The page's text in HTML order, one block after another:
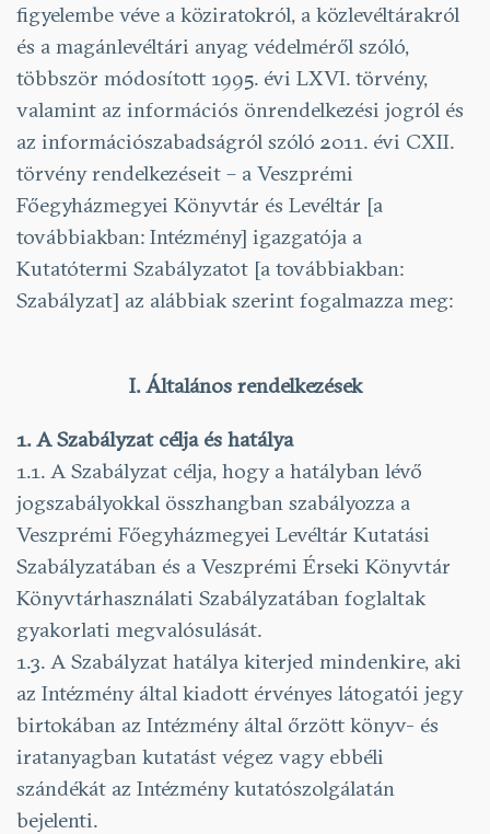
figyelembe véve a köziratokról, a közlevéltárakról
és a magánlevéltári anyag védelméről szóló,
többször módosított 1995. évi LXVI. törvény,
valamint az információs önrendelkezési jogról és
az információszabadságról szóló 2011. évi CXII.
törvény rendelkezéseit – a Veszprémi
Főegyházmegyei Könyvtár és Levéltár [a
továbbiakban: Intézmény] igazgatója a
Kutatótermi Szabályzatot [a továbbiakban:
Szabályzat] az alábbiak szerint fogalmazza meg:
I. Általános rendelkezések
1. A Szabályzat célja és hatálya
1.1. A Szabályzat célja, hogy a hatályban lévő
jogszabályokkal összhangban szabályozza a
Veszprémi Főegyházmegyei Levéltár Kutatási
Szabályzatában és a Veszprémi Érseki Könyvtár
Könyvtárhasználati Szabályzatában foglaltak
gyakorlati megvalósulását.
1.3. A Szabályzat hatálya kiterjed mindenkire, aki
az Intézmény által kiadott érvényes látogatói jegy
birtokában az Intézmény által őrzött könyv- és
iratanyagban kutatást végez vagy ebbéli
szándékát az Intézmény kutatószolgálatán
bejelenti.